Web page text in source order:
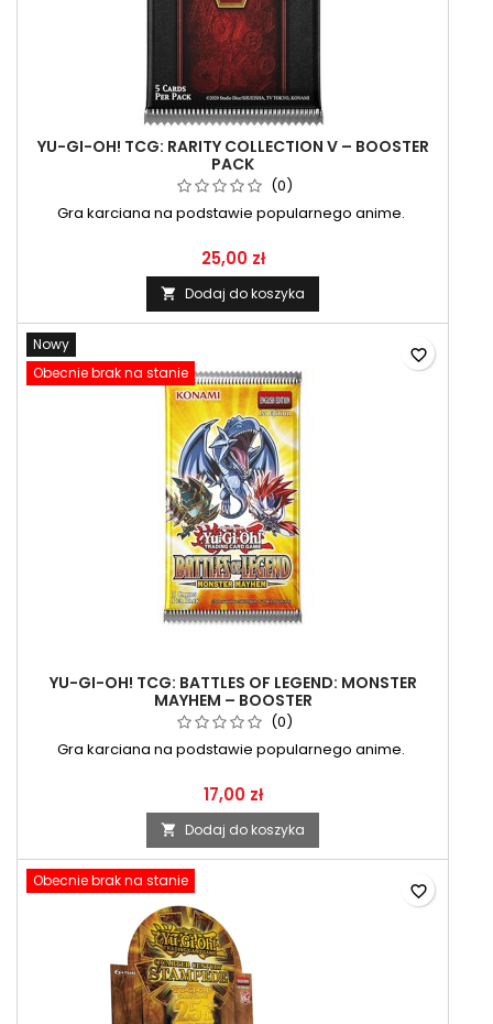
YU-GI-OH! TCG: RARITY COLLECTION V – BOOSTER
PACK
(0)
Gra karciana na podstawie popularnego anime.
25,00 zł
 Dodaj do koszyka
Nowy
Obecnie brak na stanie
YU-GI-OH! TCG: BATTLES OF LEGEND: MONSTER
MAYHEM – BOOSTER
(0)
Gra karciana na podstawie popularnego anime.
17,00 zł
 Dodaj do koszyka
favorite_border
Obecnie brak na stanie
favorite_border